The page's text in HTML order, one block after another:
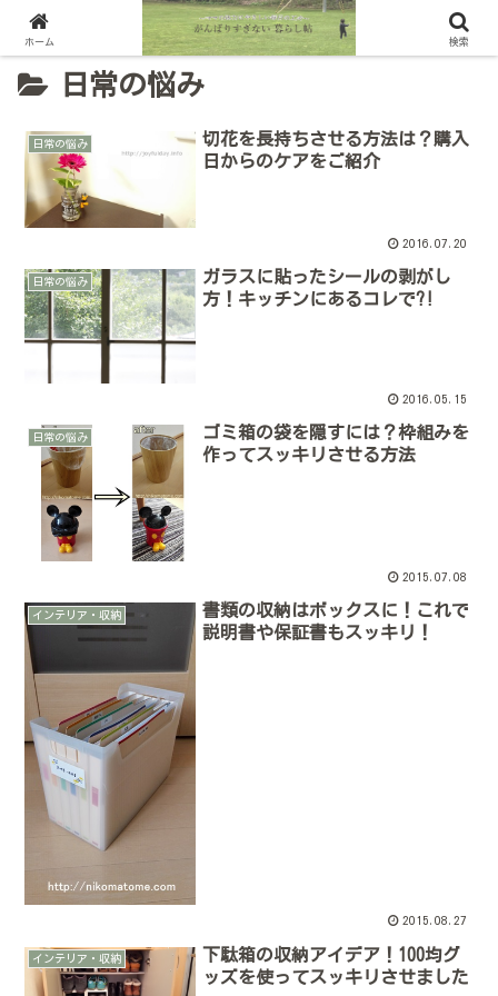
日常の悩み
日常の悩み
切花を長持ちさせる方法は？購入
日からのケアをご紹介
2016.07.20
日常の悩み
ガラスに貼ったシールの剥がし
方！キッチンにあるコレで?!
2016.05.15
日常の悩み
ゴミ箱の袋を隠すには？枠組みを
作ってスッキリさせる方法
2015.07.08
インテリア・収納
書類の収納はボックスに！これで
説明書や保証書もスッキリ！
2015.08.27
インテリア・収納
下駄箱の収納アイデア！100均グ
ッズを使ってスッキリさせました
ホーム 検索